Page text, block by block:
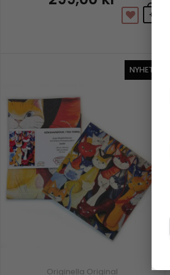
+
NYHET
Originella Original